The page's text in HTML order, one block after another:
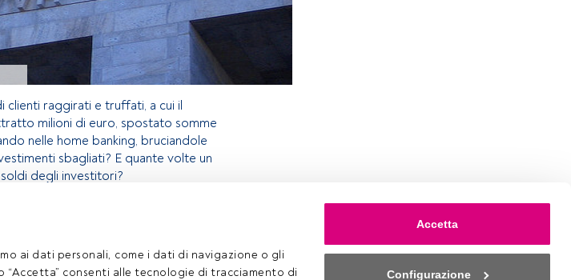
ai dati personali, come i dati di navigazione o gli
consenti alle tecnologie di tracciamento di
Accetta
Configurazione
raggirati e truffati, a cui il
milioni di euro, spostato somme
nelle home banking, bruciandole
sbagliati? E quante volte un
degli investitori?
un account, ti invitiamo a
ha da offrire.